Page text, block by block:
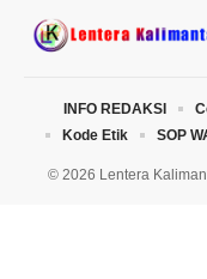
© 2026 Lentera
INFO REDAKSI
Kode Etik
SOP